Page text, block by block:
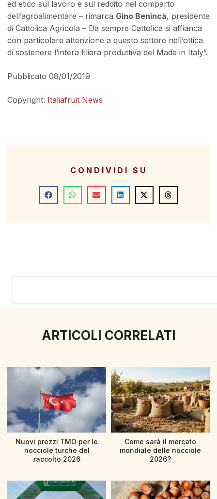
ed etico sul lavoro e sul reddito nel comparto
dell’agroalimentare – rimarca Gino Benincà, presidente
di Cattolica Agricola – Da sempre Cattolica si affianca
con particolare attenzione a questo settore nell’ottica
di sostenere l’intera filiera produttiva del Made in Italy”.
Pubblicato 08/01/2019
Copyright: Italiafruit News
CONDIVIDI SU
ARTICOLI CORRELATI
Nuovi prezzi TMO per le
nocciole turche del
raccolto 2026
Come sarà il mercato
mondiale delle nocciole
2026?